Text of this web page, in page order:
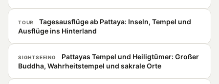
TOUR
Tagesausflüge ab Pattaya: Inseln, Tempel und
Ausflüge ins Hinterland
SIGHTSEEING
Pattayas Tempel und Heiligtümer: Großer
Buddha, Wahrheitstempel und sakrale Orte